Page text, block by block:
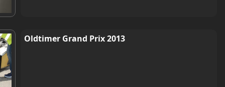
Oldtimer Grand Prix 2013